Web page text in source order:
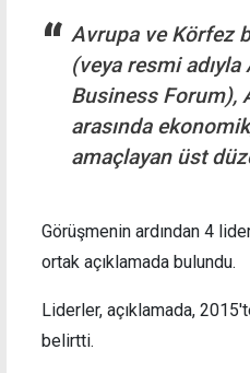
Avrupa ve Körfez
(veya resmi
Business Forum),
arasında
amaçlayan üst
Görüşmenin ardından 4
ortak açıklamada bulundu.
Liderler, açıklamada,
belirtti.
3 yılı aşkın